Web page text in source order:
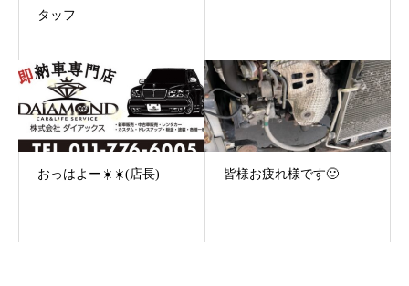
タッフ
おっはよー☀️☀️(店長) 皆様お疲れ様です🙂